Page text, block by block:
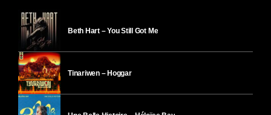
Beth Hart – You Still Got Me
Tinariwen – Hoggar